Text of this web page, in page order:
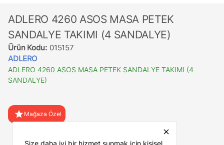
ADLERO 4260 ASOS MASA PETEK
SANDALYE TAKIMI (4 SANDALYE)
Ürün Kodu: 015157
ADLERO
ADLERO 4260 ASOS MASA PETEK SANDALYE TAKIMI (4
SANDALYE)
star Mağaza Özel
close
Size daha iyi bir hizmet sunmak için kişisel